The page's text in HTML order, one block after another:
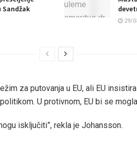
Sandžak
29/
za putovanja u EU, ali EU
U protivnom, EU bi se
isključiti”, rekla je Johansson.